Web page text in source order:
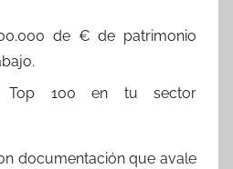
de € de patrimonio
Top 100 en tu sector
documentación que avale